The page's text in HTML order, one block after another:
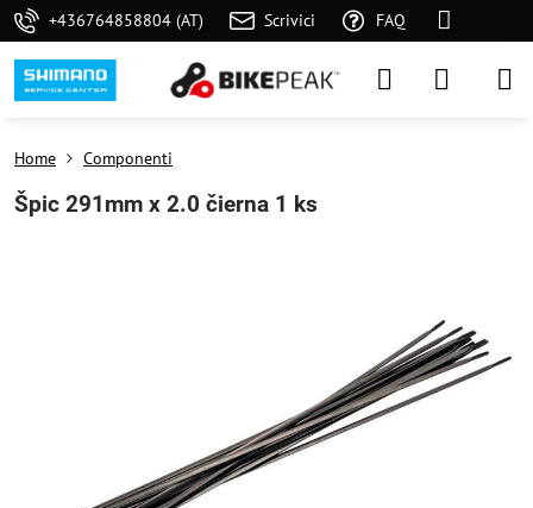
+436764858804 (AT) Scrivici FAQ
Home Componenti
Špic 291mm x 2.0 čierna 1 ks